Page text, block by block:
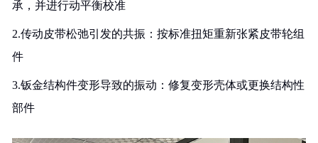
承，并进行动平衡校准
2.传动皮带松弛引发的共振：按标准扭矩重新张紧皮带轮组
件
3.钣金结构件变形导致的振动：修复变形壳体或更换结构性
部件